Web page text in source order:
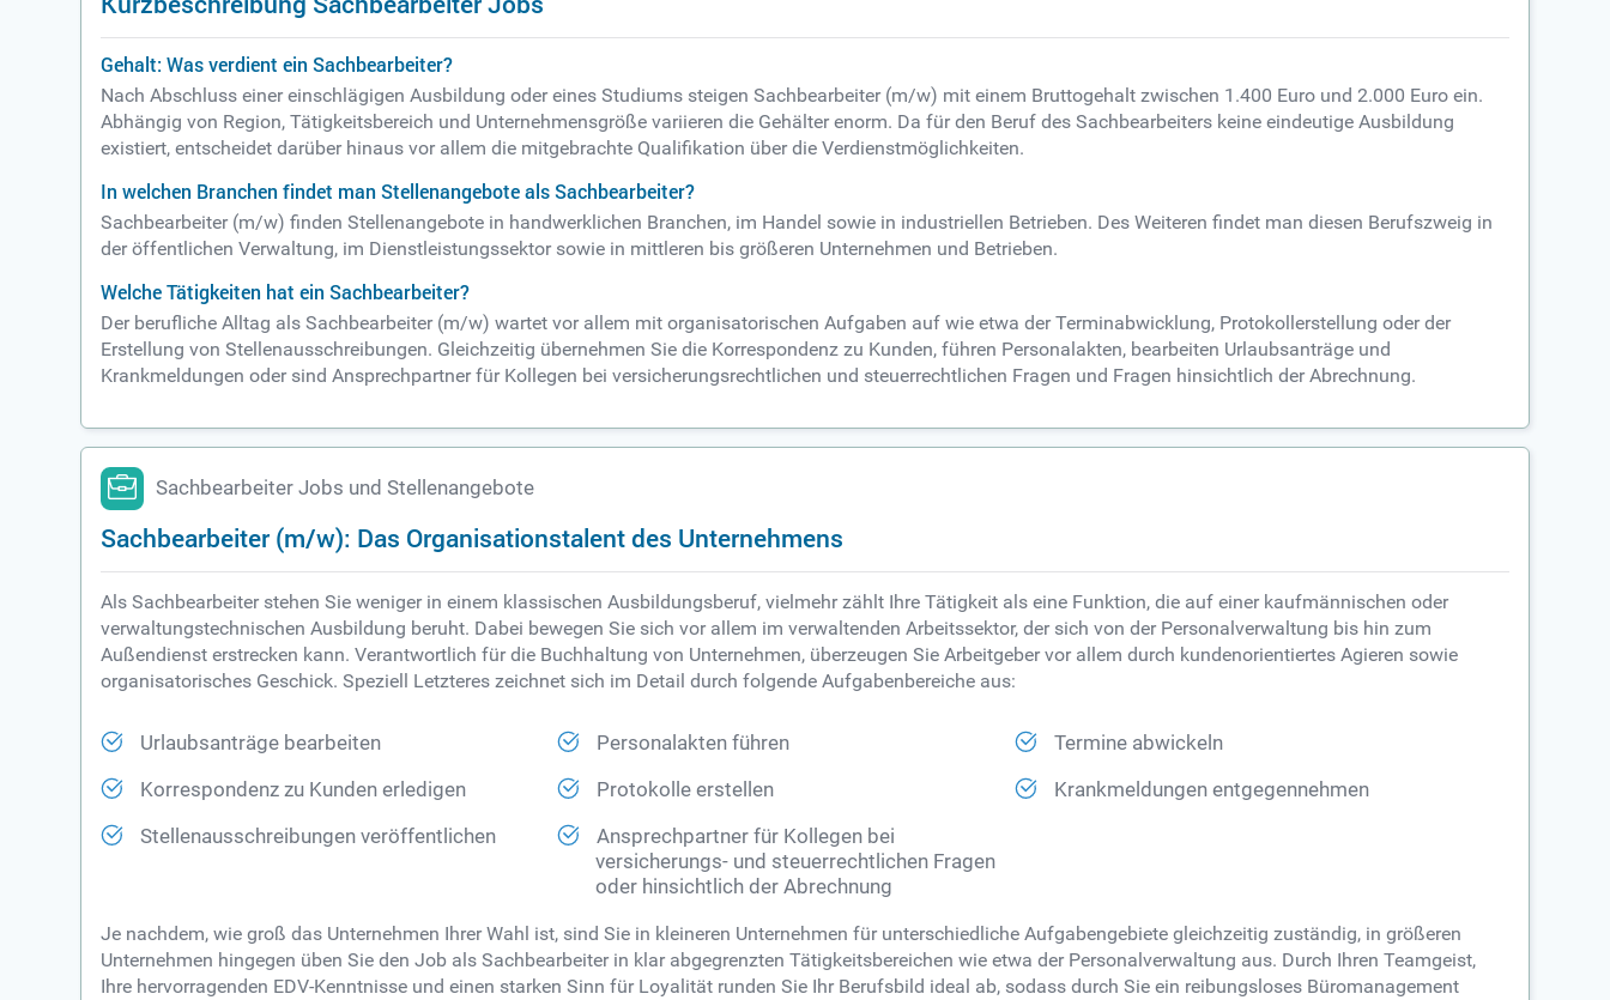
Gehalt: Was verdient ein Sachbearbeiter?
Nach Abschluss einer einschlägigen Ausbildung oder eines Studiums steigen Sachbearbeiter (m/w) mit einem Bruttogehalt zwischen 1.400 Euro und 2.000 Euro ein.
Abhängig von Region, Tätigkeitsbereich und Unternehmensgröße variieren die Gehälter enorm. Da für den Beruf des Sachbearbeiters keine eindeutige Ausbildung
existiert, entscheidet darüber hinaus vor allem die mitgebrachte Qualifikation über die Verdienstmöglichkeiten.
In welchen Branchen findet man Stellenangebote als Sachbearbeiter?
Sachbearbeiter (m/w) finden Stellenangebote in handwerklichen Branchen, im Handel sowie in industriellen Betrieben. Des Weiteren findet man diesen Berufszweig in
der öffentlichen Verwaltung, im Dienstleistungssektor sowie in mittleren bis größeren Unternehmen und Betrieben.
Welche Tätigkeiten hat ein Sachbearbeiter?
Der berufliche Alltag als Sachbearbeiter (m/w) wartet vor allem mit organisatorischen Aufgaben auf wie etwa der Terminabwicklung, Protokollerstellung oder der
Erstellung von Stellenausschreibungen. Gleichzeitig übernehmen Sie die Korrespondenz zu Kunden, führen Personalakten, bearbeiten Urlaubsanträge und
Krankmeldungen oder sind Ansprechpartner für Kollegen bei versicherungsrechtlichen und steuerrechtlichen Fragen und Fragen hinsichtlich der Abrechnung.
Sachbearbeiter Jobs und Stellenangebote
Sachbearbeiter (m/w): Das Organisationstalent des Unternehmens
Als Sachbearbeiter stehen Sie weniger in einem klassischen Ausbildungsberuf, vielmehr zählt Ihre Tätigkeit als eine Funktion, die auf einer kaufmännischen oder
verwaltungstechnischen Ausbildung beruht. Dabei bewegen Sie sich vor allem im verwaltenden Arbeitssektor, der sich von der Personalverwaltung bis hin zum
Außendienst erstrecken kann. Verantwortlich für die Buchhaltung von Unternehmen, überzeugen Sie Arbeitgeber vor allem durch kundenorientiertes Agieren sowie
organisatorisches Geschick. Speziell Letzteres zeichnet sich im Detail durch folgende Aufgabenbereiche aus:
Urlaubsanträge bearbeiten Personalakten führen Termine abwickeln
Korrespondenz zu Kunden erledigen Protokolle erstellen Krankmeldungen entgegennehmen
Stellenausschreibungen veröffentlichen
Ansprechpartner für Kollegen bei
versicherungs- und steuerrechtlichen Fragen
oder hinsichtlich der Abrechnung
Je nachdem, wie groß das Unternehmen Ihrer Wahl ist, sind Sie in kleineren Unternehmen für unterschiedliche Aufgabengebiete gleichzeitig zuständig, in größeren
Unternehmen hingegen üben Sie den Job als Sachbearbeiter in klar abgegrenzten Tätigkeitsbereichen wie etwa der Personalverwaltung aus. Durch Ihren Teamgeist,
Ihre hervorragenden EDV-Kenntnisse und einen starken Sinn für Loyalität runden Sie Ihr Berufsbild ideal ab, sodass durch Sie ein reibungsloses Büromanagement